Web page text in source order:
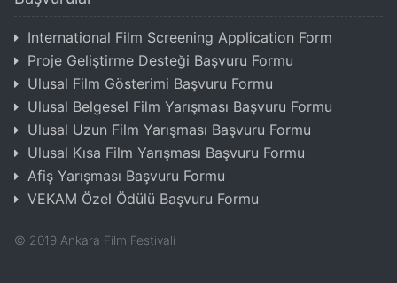
International Film Screening Application Form
Proje Geliştirme Desteği Başvuru Formu
Ulusal Film Gösterimi Başvuru Formu
Ulusal Belgesel Film Yarışması Başvuru Formu
Ulusal Uzun Film Yarışması Başvuru Formu
Ulusal Kısa Film Yarışması Başvuru Formu
Afiş Yarışması Başvuru Formu
VEKAM Özel Ödülü Başvuru Formu
© 2019 Ankara Film Festivali